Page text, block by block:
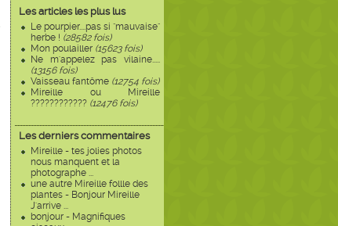
Les articles les plus lus
Le pourpier....pas si "mauvaise"
herbe ! (28582 fois)
Mon poulailler (15623 fois)
Ne m'appelez pas vilaine.....
(13156 fois)
Vaisseau fantôme (12754 fois)
Mireille ou Mireille
???????????? (12476 fois)
Les derniers commentaires
Mireille - tes jolies photos
nous manquent et la
photographe ...
une autre Mireille follle des
plantes - Bonjour Mireille
J'arrive ...
bonjour - Magnifiques